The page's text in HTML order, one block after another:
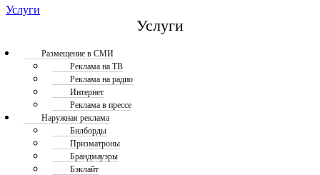
Услуги
Услуги
Размещение в СМИ
Реклама на ТВ
Реклама на радио
Интернет
Реклама в прессе
Наружная реклама
Билборды
Призматроны
Брандмауэры
Бэклайт